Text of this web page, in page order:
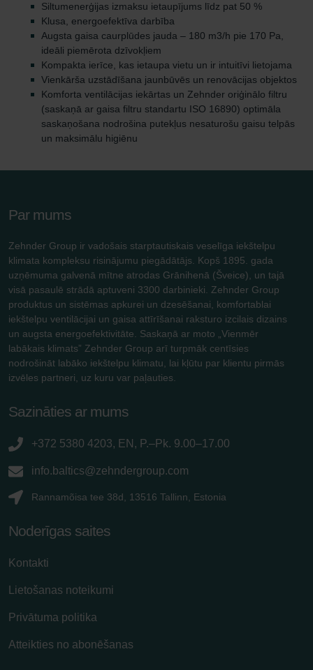
Siltumenerģijas izmaksu ietaupījums līdz pat 50 %
Klusa, energoefektīva darbība
Augsta gaisa caurplūdes jauda – 180 m3/h pie 170 Pa,
ideāli piemērota dzīvokļiem
Kompakta ierīce, kas ietaupa vietu un ir intuitīvi lietojama
Vienkārša uzstādīšana jaunbūvēs un renovācijas objektos
Komforta ventilācijas iekārtas un Zehnder oriģinālo filtru
(saskaņā ar gaisa filtru standartu ISO 16890) optimāla
saskaņošana nodrošina putekļus nesaturošu gaisu telpās
un maksimālu higiēnu
Par mums
Zehnder Group ir vadošais starptautiskais veselīga iekštelpu
klimata kompleksu risinājumu piegādātājs. Kopš 1895. gada
uzņēmuma galvenā mītne atrodas Grānihenā (Šveice), un tajā
visā pasaulē strādā aptuveni 3300 darbinieki. Zehnder Group
produktus un sistēmas apkurei un dzesēšanai, komfortablai
iekštelpu ventilācijai un gaisa attīrīšanai raksturo izcilais dizains
un augsta energoefektivitāte. Saskaņā ar moto „Vienmēr
labākais klimats” Zehnder Group arī turpmāk centīsies
nodrošināt labāko iekštelpu klimatu, lai kļūtu par klientu pirmās
izvēles partneri, uz kuru var paļauties.
Sazināties ar mums
+372 5380 4203, EN, P.–Pk. 9.00–17.00
info.baltics@zehndergroup.com
Rannamõisa tee 38d, 13516 Tallinn, Estonia
Noderīgas saites
Kontakti
Lietošanas noteikumi
Privātuma politika
Atteikties no abonēšanas